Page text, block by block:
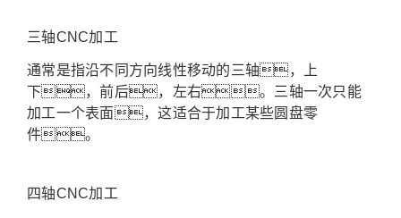
三轴CNC加工
通常是指沿不同方向线性移动的三轴，上
下，前后，左右。三轴一次只能
加工一个表面，这适合于加工某些圆盘零
件。
四轴CNC加工